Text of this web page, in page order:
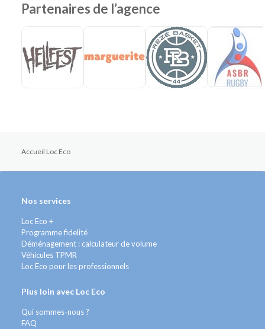
Partenaires de l’agence
Accueil Loc Eco
Nos services
Loc Eco +
Programme fidelité
Déménagement : calculateur de volume
Véhicules TPMR
Loc Eco pour les professionnels
Plus loin avec Loc Eco
Qui sommes-nous ?
FAQ